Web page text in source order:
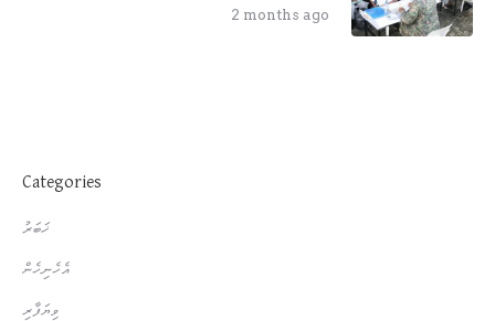
2 months ago
Categories
ޚަބަރު
އެހެނިހެން
ވިޔަފާރި